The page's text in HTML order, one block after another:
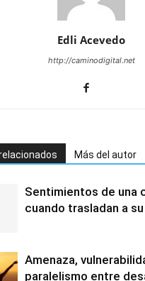
Edli Acevedo
http://caminodigital.net
Más del autor
Sentimientos de una
cuando trasladan a
Amenaza,
paralelismo entre